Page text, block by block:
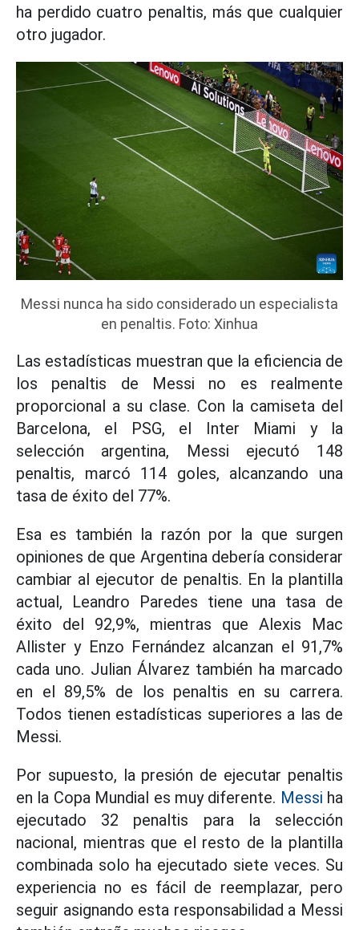
ha perdido cuatro penaltis, más que cualquier
otro jugador.
Messi nunca ha sido considerado un especialista
en penaltis. Foto: Xinhua
Las estadísticas muestran que la eficiencia de
los penaltis de Messi no es realmente
proporcional a su clase. Con la camiseta del
Barcelona, el PSG, el Inter Miami y la
selección argentina, Messi ejecutó 148
penaltis, marcó 114 goles, alcanzando una
tasa de éxito del 77%.
Esa es también la razón por la que surgen
opiniones de que Argentina debería considerar
cambiar al ejecutor de penaltis. En la plantilla
actual, Leandro Paredes tiene una tasa de
éxito del 92,9%, mientras que Alexis Mac
Allister y Enzo Fernández alcanzan el 91,7%
cada uno. Julian Álvarez también ha marcado
en el 89,5% de los penaltis en su carrera.
Todos tienen estadísticas superiores a las de
Messi.
Por supuesto, la presión de ejecutar penaltis
en la Copa Mundial es muy diferente. Messi ha
ejecutado 32 penaltis para la selección
nacional, mientras que el resto de la plantilla
combinada solo ha ejecutado siete veces. Su
experiencia no es fácil de reemplazar, pero
seguir asignando esta responsabilidad a Messi